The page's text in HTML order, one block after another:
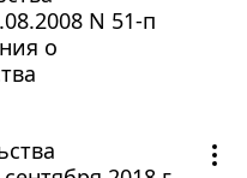
N 51-п
о